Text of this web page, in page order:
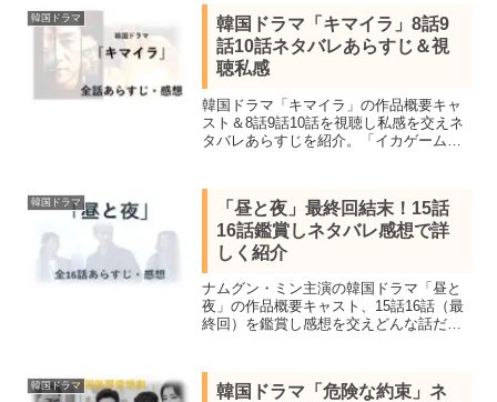
ンジしハリウッド化も決定したどんでん
返し究極ミステリー。
韓国ドラマ
韓国ドラマ「キマイラ」8話9
話10話ネタバレあらすじ＆視
聴私感
韓国ドラマ「キマイラ」の作品概要キャ
スト＆8話9話10話を視聴し私感を交えネ
タバレあらすじを紹介。「イカゲーム」
ムサスペンス
韓国ドラマ
「昼と夜」最終回結末！15話
16話鑑賞しネタバレ感想で詳
しく紹介
ナムグン・ミン主演の韓国ドラマ「昼と
夜」の作品概要キャスト、15話16話（最
終回）を鑑賞し感想を交えどんな話だっ
件が繋がる本格サスペンス。
韓国ドラマ
韓国ドラマ「危険な約束」ネ